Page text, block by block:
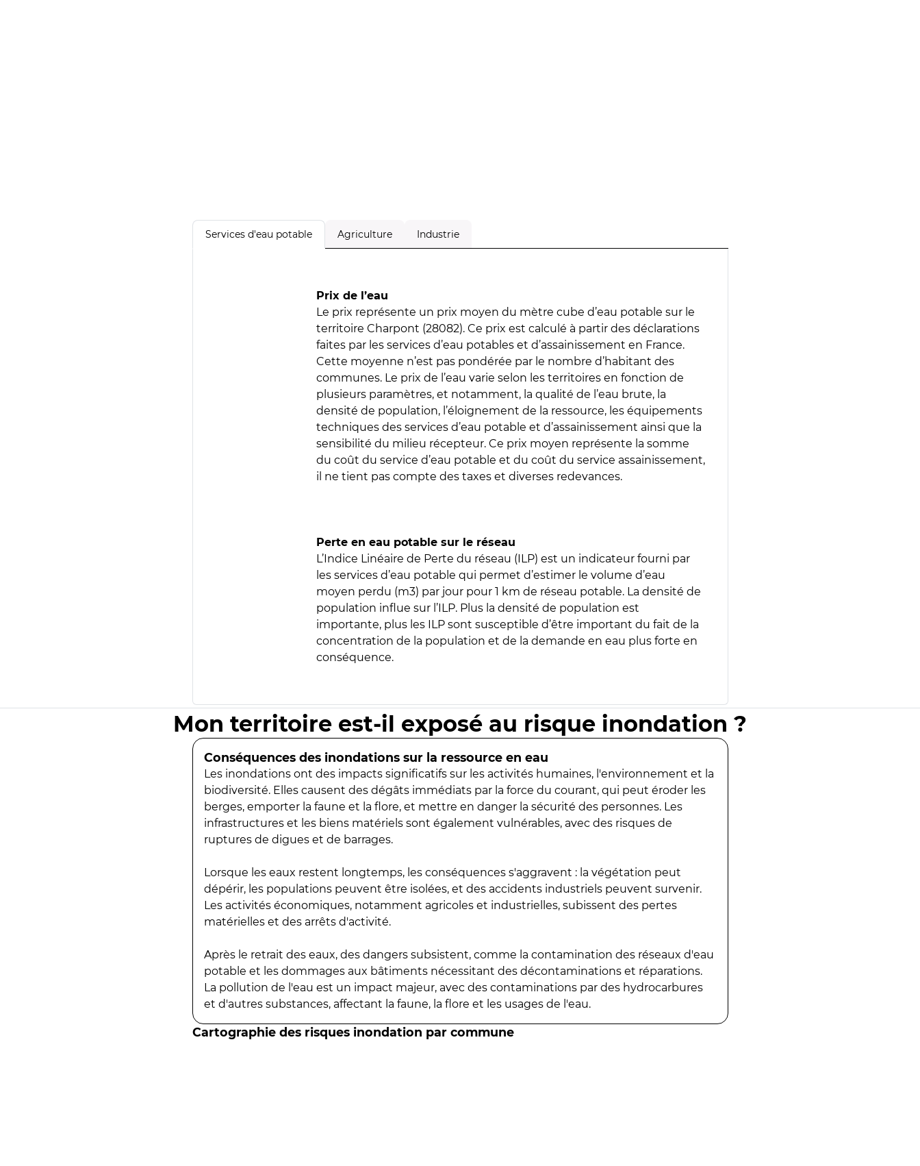
Services d'eau potable Agriculture Industrie
Prix de l’eau
Le prix représente un prix moyen du mètre cube d’eau potable sur le
territoire Charpont (28082). Ce prix est calculé à partir des déclarations
faites par les services d’eau potables et d’assainissement en France.
Cette moyenne n’est pas pondérée par le nombre d’habitant des
communes. Le prix de l’eau varie selon les territoires en fonction de
plusieurs paramètres, et notamment, la qualité de l’eau brute, la
densité de population, l’éloignement de la ressource, les équipements
techniques des services d’eau potable et d’assainissement ainsi que la
sensibilité du milieu récepteur. Ce prix moyen représente la somme
du coût du service d’eau potable et du coût du service assainissement,
il ne tient pas compte des taxes et diverses redevances.
Perte en eau potable sur le réseau
L’Indice Linéaire de Perte du réseau (ILP) est un indicateur fourni par
les services d’eau potable qui permet d’estimer le volume d’eau
moyen perdu (m3) par jour pour 1 km de réseau potable. La densité de
population influe sur l’ILP. Plus la densité de population est
importante, plus les ILP sont susceptible d’être important du fait de la
concentration de la population et de la demande en eau plus forte en
conséquence.
Mon territoire est-il exposé au risque inondation ?
Conséquences des inondations sur la ressource en eau
Les inondations ont des impacts significatifs sur les activités humaines, l'environnement et la
biodiversité. Elles causent des dégâts immédiats par la force du courant, qui peut éroder les
berges, emporter la faune et la flore, et mettre en danger la sécurité des personnes. Les
infrastructures et les biens matériels sont également vulnérables, avec des risques de
ruptures de digues et de barrages.
Lorsque les eaux restent longtemps, les conséquences s'aggravent : la végétation peut
dépérir, les populations peuvent être isolées, et des accidents industriels peuvent survenir.
Les activités économiques, notamment agricoles et industrielles, subissent des pertes
matérielles et des arrêts d'activité.
Après le retrait des eaux, des dangers subsistent, comme la contamination des réseaux d'eau
potable et les dommages aux bâtiments nécessitant des décontaminations et réparations.
La pollution de l'eau est un impact majeur, avec des contaminations par des hydrocarbures
et d'autres substances, affectant la faune, la flore et les usages de l'eau.
Cartographie des risques inondation par commune